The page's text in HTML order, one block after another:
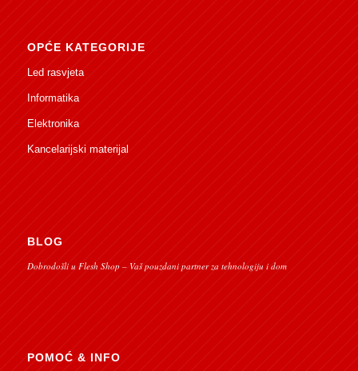
OPĆE KATEGORIJE
Led rasvjeta
Informatika
Elektronika
Kancelarijski materijal
BLOG
Dobrodošli u Flesh Shop – Vaš pouzdani partner za tehnologiju i dom
POMOĆ & INFO